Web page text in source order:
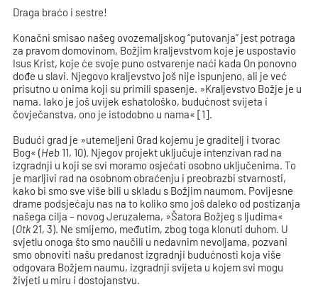
Draga braćo i sestre!
Konačni smisao našeg ovozemaljskog “putovanja” jest potraga
za pravom domovinom, Božjim kraljevstvom koje je uspostavio
Isus Krist, koje će svoje puno ostvarenje naći kada On ponovno
dođe u slavi. Njegovo kraljevstvo još nije ispunjeno, ali je već
prisutno u onima koji su primili spasenje. »Kraljevstvo Božje je u
nama. Iako je još uvijek eshatološko, budućnost svijeta i
čovječanstva, ono je istodobno u nama« [1].
Budući grad je »utemeljeni Grad kojemu je graditelj i tvorac
Bog« (Heb 11, 10). Njegov projekt uključuje intenzivan rad na
izgradnji u koji se svi moramo osjećati osobno uključenima. To
je marljivi rad na osobnom obraćenju i preobrazbi stvarnosti,
kako bi smo sve više bili u skladu s Božjim naumom. Povijesne
drame podsjećaju nas na to koliko smo još daleko od postizanja
našega cilja – novog Jeruzalema, »Šatora Božjeg s ljudima«
(Otk 21, 3). Ne smijemo, međutim, zbog toga klonuti duhom. U
svjetlu onoga što smo naučili u nedavnim nevoljama, pozvani
smo obnoviti našu predanost izgradnji budućnosti koja više
odgovara Božjem naumu, izgradnji svijeta u kojem svi mogu
živjeti u miru i dostojanstvu.